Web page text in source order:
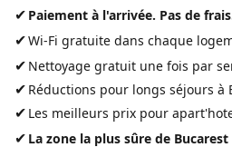
✔ Paiement à l'arrivée. Pas de
✔Wi-Fi gratuite dans chaque
✔ Nettoyage gratuit une fois par
✔ Réductions pour longs séjours à
✔ Les meilleurs prix pour
✔ La zone la plus sûre de Bucarest